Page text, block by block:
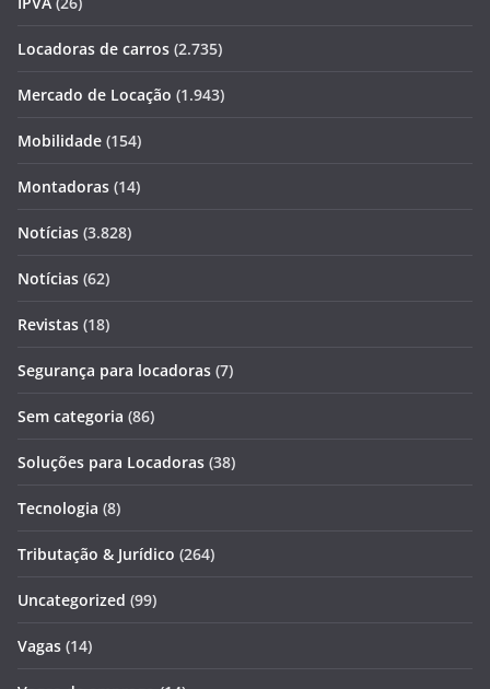
Locadoras de carros (2.735)
Mercado de Locação (1.943)
Mobilidade (154)
Montadoras (14)
Notícias (3.828)
Notícias (62)
Revistas (18)
Segurança para locadoras (7)
Sem categoria (86)
Soluções para Locadoras (38)
Tecnologia (8)
Tributação & Jurídico (264)
Uncategorized (99)
Vagas (14)